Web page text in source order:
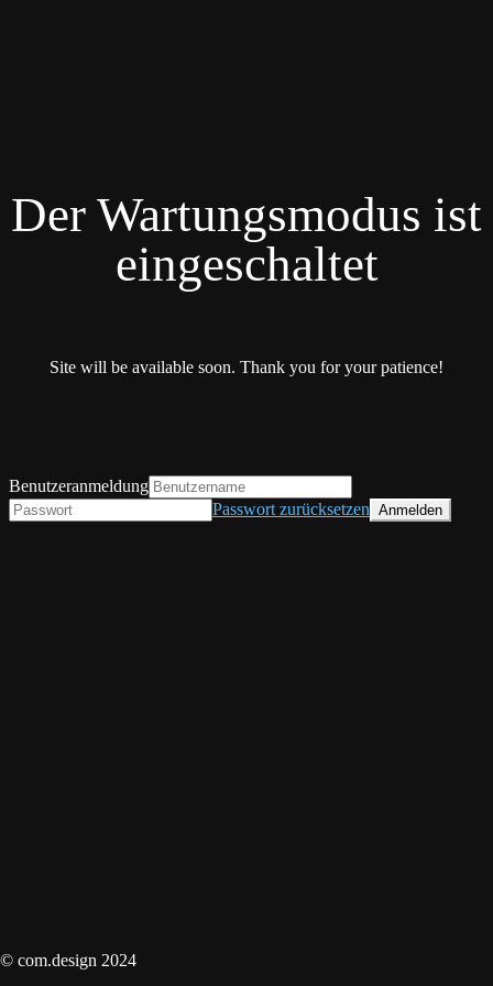
Der Wartungsmodus ist
eingeschaltet
Site will be available soon. Thank you for your patience!
© com.design 2024
Benutzeranmeldung
Passwort zurücksetzen